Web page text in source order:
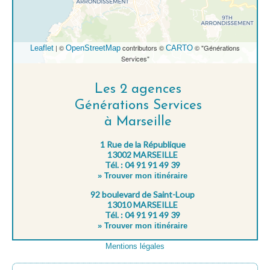
Leaflet | © OpenStreetMap contributors © CARTO © "Générations
Services"
Les 2 agences
Générations Services
à Marseille
1 Rue de la République
13002 MARSEILLE
Tél. : 04 91 91 49 39
» Trouver mon itinéraire
92 boulevard de Saint-Loup
13010 MARSEILLE
Tél. : 04 91 91 49 39
» Trouver mon itinéraire
Mentions légales